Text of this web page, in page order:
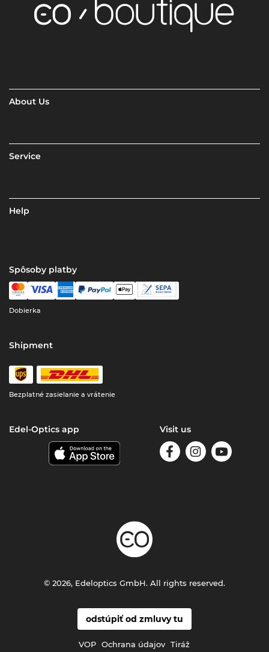
About Us
Service
Help
Spôsoby platby
Dobierka
Shipment
Bezplatné zasielanie a vrátenie
Edel-Optics app Visit us
odstúpiť od zmluvy tu
VOP Ochrana údajov Tiráž
© 2026, Edeloptics GmbH. All rights reserved.